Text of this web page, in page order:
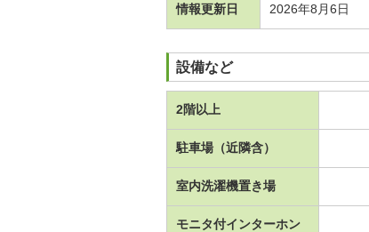
情報更新日 2026年8月6日
設備など
2階以上
駐車場（近隣含）
室内洗濯機置き場
モニタ付インターホン